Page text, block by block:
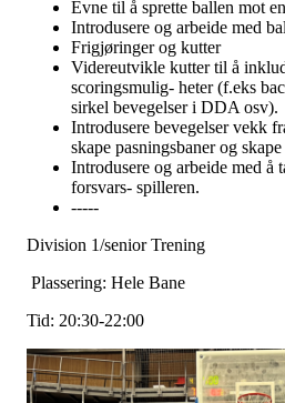
Evne til å sprette ballen mot
Introdusere og arbeide med
Frigjøringer og kutter
Videreutvikle kutter til å
scoringsmulig- heter (f.eks
sirkel bevegelser i DDA osv).
Introdusere bevegelser vekk
skape pasningsbaner og
Introdusere og arbeide med å
forsvars- spilleren.
-----
Division 1/senior Trening
Plassering: Hele Bane
Tid: 20:30-22:00